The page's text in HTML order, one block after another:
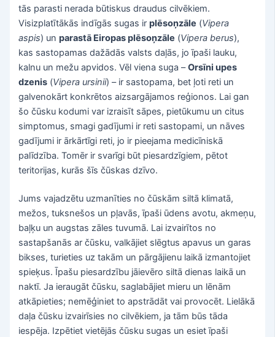
tās parasti nerada būtiskus draudus cilvēkiem.
Visizplatītākās indīgās sugas irplēsoņzāle (Vipera
aspis) unparastā Eiropas plēsoņzāle (Vipera berus),
kas sastopamas dažādās valsts daļās, jo īpaši lauku,
kalnu un mežu apvidos. Vēl viena suga –Orsīni upes
dzenis (Vipera ursinii) – ir sastopama, bet ļoti reti un
galvenokārt konkrētos aizsargājamos reģionos. Lai gan
šo čūsku kodumi var izraisīt sāpes, pietūkumu un citus
simptomus, smagi gadījumi ir reti sastopami, un nāves
gadījumi ir ārkārtīgi reti, jo ir pieejama medicīniskā
palīdzība. Tomēr ir svarīgi būt piesardzīgiem, pētot
teritorijas, kurās šīs čūskas dzīvo.
Jums vajadzētu uzmanīties no čūskām siltā klimatā,
mežos, tuksnešos un pļavās, īpaši ūdens avotu, akmeņu,
baļķu un augstas zāles tuvumā. Lai izvairītos no
sastapšanās ar čūsku, valkājiet slēgtus apavus un garas
bikses, turieties uz takām un pārgājienu laikā izmantojiet
spieķus. Īpašu piesardzību jāievēro siltā dienas laikā un
naktī. Ja ieraugāt čūsku, saglabājiet mieru un lēnām
atkāpieties; nemēģiniet to apstrādāt vai provocēt. Lielākā
daļa čūsku izvairīsies no cilvēkiem, ja tām būs tāda
iespēja. Izpētiet vietējās čūsku sugas un esiet īpaši